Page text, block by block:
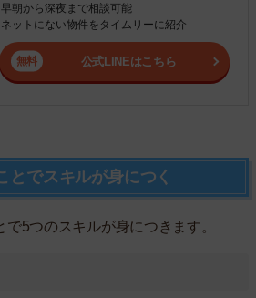
早朝から深夜まで相談可能
ネットにない物件をタイムリーに紹介
公式LINEはこちら
とでスキルが身につく
5つのスキルが身につきます。